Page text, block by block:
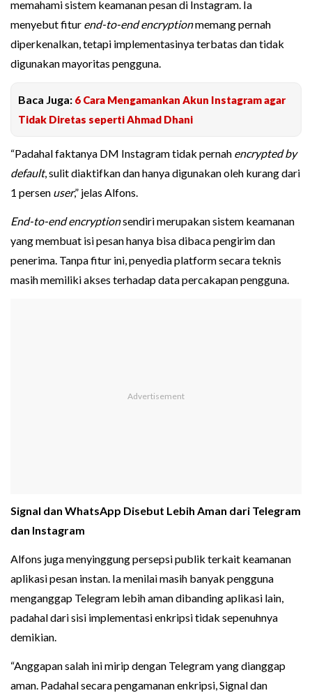
memahami sistem keamanan pesan di Instagram. Ia
menyebut fitur end-to-end encryptionmemang pernah
diperkenalkan, tetapi implementasinya terbatas dan tidak
digunakan mayoritas pengguna.
Baca Juga: 6 Cara Mengamankan Akun Instagram agar
Tidak Diretas seperti Ahmad Dhani
“Padahal faktanya DM Instagram tidak pernah encrypted by
default, sulit diaktifkan dan hanya digunakan oleh kurang dari
1 persen user,” jelas Alfons.
End-to-end encryptionsendiri merupakan sistem keamanan
yang membuat isi pesan hanya bisa dibaca pengirim dan
penerima. Tanpa fitur ini, penyedia platform secara teknis
masih memiliki akses terhadap data percakapan pengguna.
Signal dan WhatsApp Disebut Lebih Aman dari Telegram
dan Instagram
Alfons juga menyinggung persepsi publik terkait keamanan
aplikasi pesan instan. Ia menilai masih banyak pengguna
menganggap Telegram lebih aman dibanding aplikasi lain,
padahal dari sisi implementasi enkripsi tidak sepenuhnya
demikian.
“Anggapan salah ini mirip dengan Telegram yang dianggap
aman. Padahal secara pengamanan enkripsi, Signal dan